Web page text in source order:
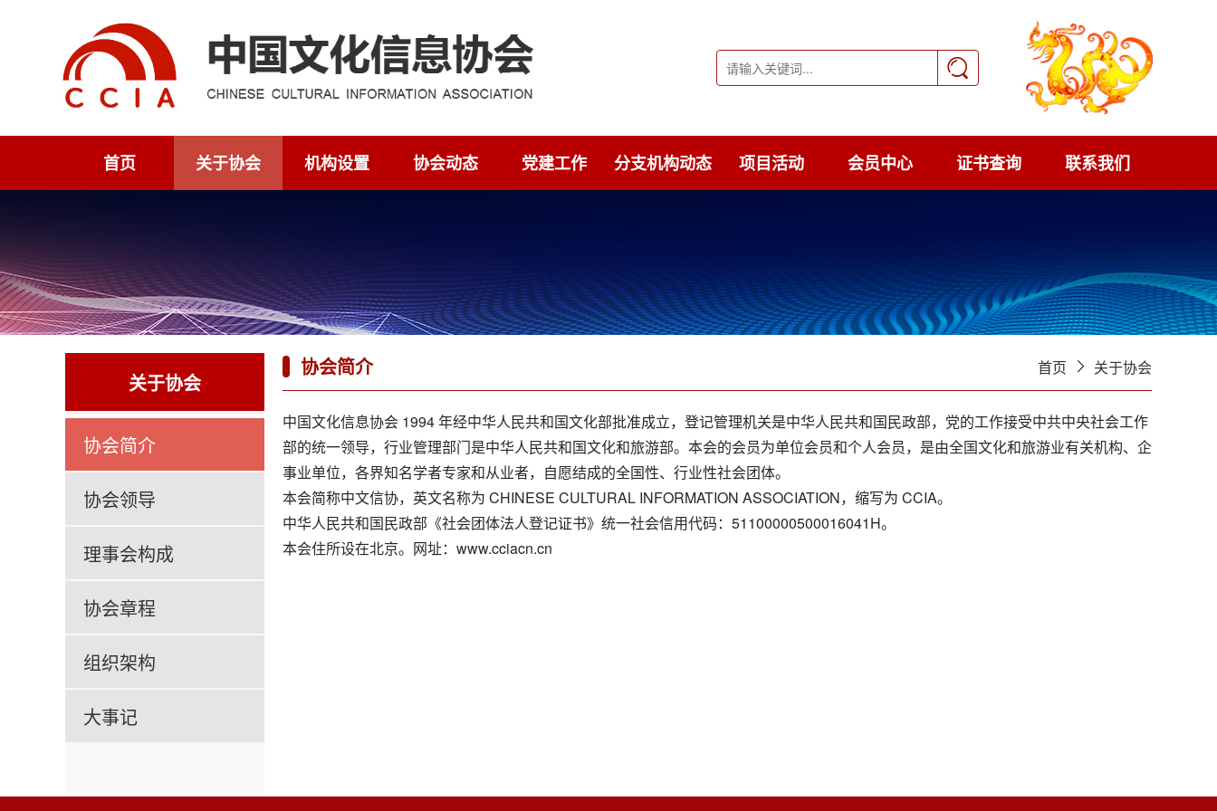
首页 关于协会 机构设置 协会动态 党建工作 分支机构动态 项目活动 会员中心 证书查询 联系我们
关于协会
协会简介
协会领导
理事会构成
协会章程
组织架构
大事记
协会简介 首页 关于协会
中国文化信息协会 1994 年经中华人民共和国文化部批准成立，登记管理机关是中华人民共和国民政部，党的工作接受中共中央社会工作
部的统一领导，行业管理部门是中华人民共和国文化和旅游部。本会的会员为单位会员和个人会员，是由全国文化和旅游业有关机构、企
事业单位，各界知名学者专家和从业者，自愿结成的全国性、行业性社会团体。
本会简称中文信协，英文名称为 CHINESE CULTURAL INFORMATION ASSOCIATION，缩写为 CCIA。
中华人民共和国民政部《社会团体法人登记证书》统一社会信用代码：51100000500016041H。
本会住所设在北京。网址：www.cciacn.cn